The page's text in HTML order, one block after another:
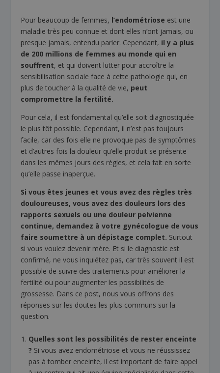
Pour beaucoup de femmes, l’endométriose est une
maladie très peu connue et dont elles n’ont jamais, ou
presque jamais, entendu parler. Cependant, il y a plus
de 200 millions de femmes au monde qui en
souffrent, et qui doivent lutter pour accroître la
sensibilisation sociale face à cette pathologie qui, en
plus de toucher à la qualité de vie, peut
compromettre la fertilité.
Pour cela, il est fondamental qu’elle soit diagnostiquée
le plus tôt possible. Cependant, il n’est pas toujours
facile, car des fois elle ne provoque pas de symptômes
et d’autres fois la douleur qu’elle produit se présente
dans les mêmes jours des règles, et cela fait en sorte
qu’elle passe inaperçue.
Si vous êtes jeunes et vous avez des règles très
douloureuses, vous avez des douleurs lors des
rapports sexuels ou une douleur pelvienne
continue, demandez à votre gynécologue de vous
faire soumettre à un dépistage complet. Surtout
si vous voulez devenir mère. Et si le diagnostic est
confirmé, ne vous inquiétez pas, car très souvent il est
possible de suivre des traitements pour améliorer la
fertilité ou pour augmenter les possibilités de
grossesse. Dans ce post, nous vous offrons des
réponses sur les doutes les plus communs sur la
question.
Quelles sont les possibilités de rester enceinte
? Si vous avez endométriose et vous ne réussissez
pas à tomber enceinte, il est important de faire appel